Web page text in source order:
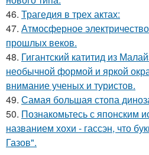
46. Трагедия в трех актах:
47. Атмосферное
прошлых веков.
48. Гигантский катитид из
необычной формой и яркой
внимание ученых и туристов.
49. Самая большая стопа
50. Познакомьтесь с японским
названием хохи - гассэн, что
Газов".